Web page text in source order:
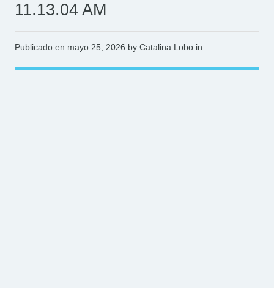
11.13.04 AM
Publicado en mayo 25, 2026 by Catalina Lobo in